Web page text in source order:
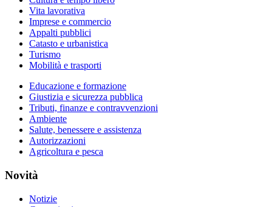
Vita lavorativa
Imprese e commercio
Appalti pubblici
Catasto e urbanistica
Turismo
Mobilità e trasporti
Educazione e formazione
Giustizia e sicurezza pubblica
Tributi, finanze e contravvenzioni
Ambiente
Salute, benessere e assistenza
Autorizzazioni
Agricoltura e pesca
Novità
Notizie